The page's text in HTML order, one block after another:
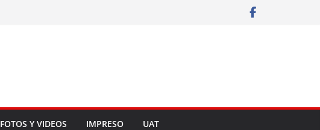
FOTOS Y VIDEOS IMPRESO UAT